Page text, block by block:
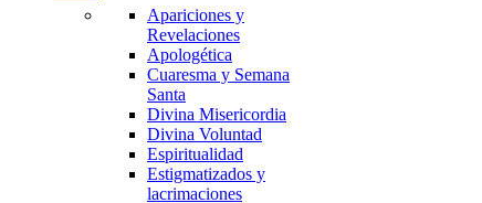
Apariciones y
Revelaciones
Apologética
Cuaresma y Semana
Santa
Divina Misericordia
Divina Voluntad
Espiritualidad
Estigmatizados y
lacrimaciones